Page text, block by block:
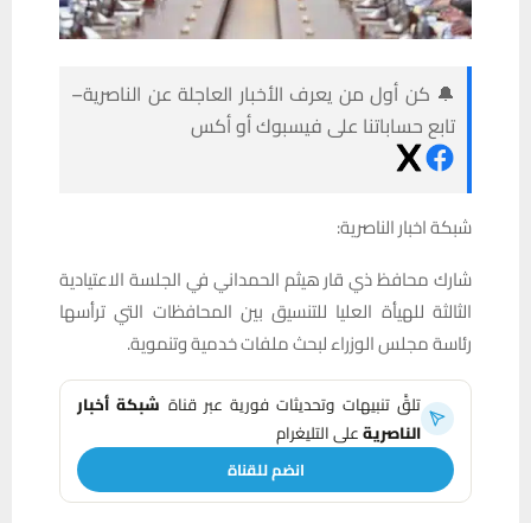
🔔 كن أول من يعرف الأخبار العاجلة عن الناصرية–
تابع حساباتنا على فيسبوك أو أكس
شبكة اخبار الناصرية:
شارك محافظ ذي قار هيثم الحمداني في الجلسة الاعتيادية
الثالثة للهيأة العليا للتنسيق بين المحافظات التي ترأسها
رئاسة مجلس الوزراء لبحث ملفات خدمية وتنموية.
تلقَّ تنبيهات وتحديثات فورية عبر قناة شبكة أخبار
الناصريةعلى التليغرام
انضم للقناة